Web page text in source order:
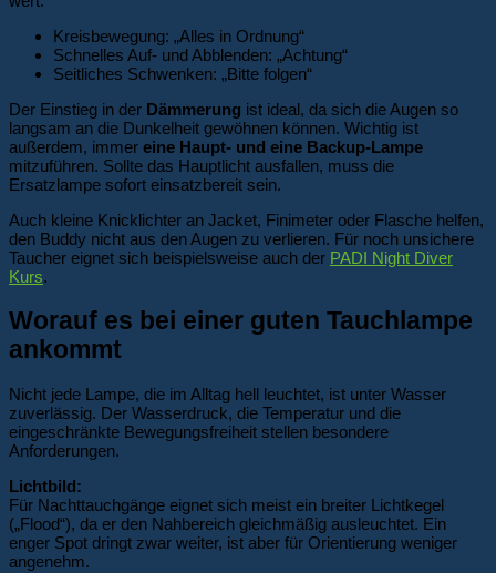
Kreisbewegung: „Alles in Ordnung“
Schnelles Auf- und Abblenden: „Achtung“
Seitliches Schwenken: „Bitte folgen“
Der Einstieg in der Dämmerung ist ideal, da sich die Augen so
langsam an die Dunkelheit gewöhnen können. Wichtig ist
außerdem, immer eine Haupt- und eine Backup-Lampe
mitzuführen. Sollte das Hauptlicht ausfallen, muss die
Ersatzlampe sofort einsatzbereit sein.
Auch kleine Knicklichter an Jacket, Finimeter oder Flasche helfen,
den Buddy nicht aus den Augen zu verlieren. Für noch unsichere
Taucher eignet sich beispielsweise auch der PADI Night Diver
Kurs.
Worauf es bei einer guten Tauchlampe
ankommt
Nicht jede Lampe, die im Alltag hell leuchtet, ist unter Wasser
zuverlässig. Der Wasserdruck, die Temperatur und die
eingeschränkte Bewegungsfreiheit stellen besondere
Anforderungen.
Lichtbild:
Für Nachttauchgänge eignet sich meist ein breiter Lichtkegel
(„Flood“), da er den Nahbereich gleichmäßig ausleuchtet. Ein
enger Spot dringt zwar weiter, ist aber für Orientierung weniger
angenehm.